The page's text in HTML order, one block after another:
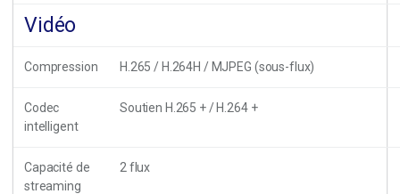
Vidéo
Compression H.265 / H.264H / MJPEG (sous-flux)
Codec
intelligent
Soutien H.265 + / H.264 +
Capacité de
streaming
2 flux